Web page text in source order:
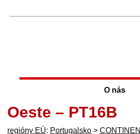
O nás
Oeste – PT16B
regióny EÚ: Portugalsko >